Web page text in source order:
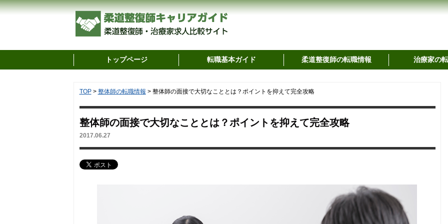
トップページ 転職基本ガイド 柔道整復師の転職情報 治療家の
TOP> 整体師の転職情報 > 整体師の面接で大切なこととは？ポイントを抑えて完全攻略
整体師の面接で大切なこととは？ポイントを抑えて完全攻略
2017.06.27